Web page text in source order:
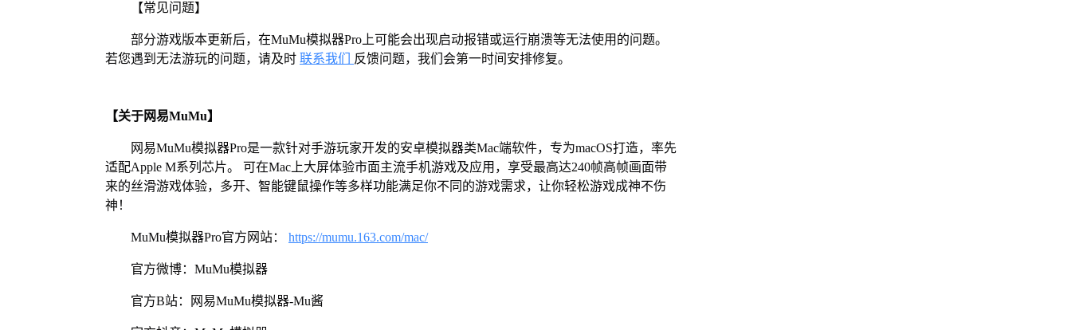
【常见问题】
部分游戏版本更新后，在MuMu模拟器Pro上可能会出现启动报错或运行崩溃等无法使用的问题。
若您遇到无法游玩的问题，请及时 联系我们 反馈问题，我们会第一时间安排修复。
【关于网易MuMu】
网易MuMu模拟器Pro是一款针对手游玩家开发的安卓模拟器类Mac端软件，专为macOS打造，率先
适配Apple M系列芯片。 可在Mac上大屏体验市面主流手机游戏及应用，享受最高达240帧高帧画面带
来的丝滑游戏体验，多开、智能键鼠操作等多样功能满足你不同的游戏需求，让你轻松游戏成神不伤
神！
MuMu模拟器Pro官方网站： https://mumu.163.com/mac/
官方微博：MuMu模拟器
官方B站：网易MuMu模拟器-Mu酱